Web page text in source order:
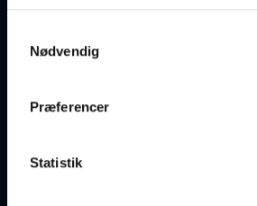
Nødvendig
Præferencer
Statistik